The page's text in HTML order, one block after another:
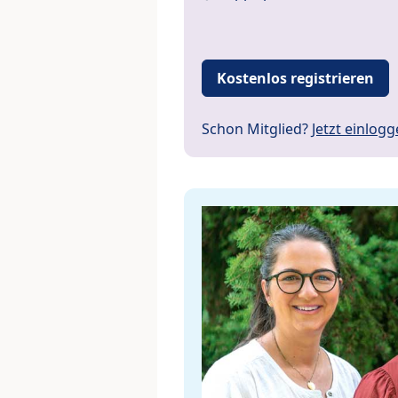
Kostenlos registrieren
Schon Mitglied? Jetzt